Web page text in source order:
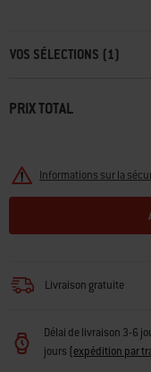
VOS SÉLECTIONS (1)
PRIX TOTAL
Informations sur la
Livraison gratuite
Délai de livraison 3-6
jours (expédition par